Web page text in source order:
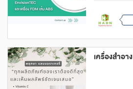
เครื่องสำอาง